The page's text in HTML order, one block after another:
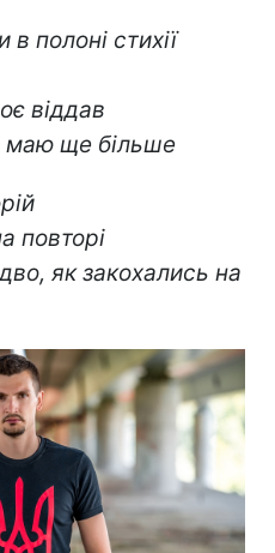
полоні стихії
віддав
маю ще більше
повторі
як закохались на